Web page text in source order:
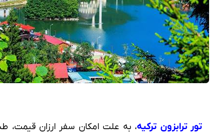
تور ترابزون ترکیه، به علت امکان سفر ارزان قیمت،